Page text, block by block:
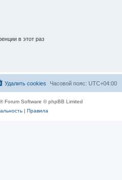
в этот раз
Часовой пояс: UTC+04:00
Удалить cookies
® Forum Software © phpBB Limited
| Правила